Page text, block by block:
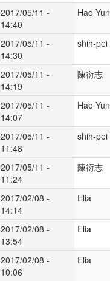
2017/05/11 -
14:40
Hao Yun
2017/05/11 -
14:30
shih-pei
2017/05/11 -
14:19
陳衍志
2017/05/11 -
14:07
Hao Yun
2017/05/11 -
11:48
shih-pei
2017/05/11 -
11:24
陳衍志
2017/02/08 -
14:14
Elia
2017/02/08 -
13:54
Elia
2017/02/08 -
10:06
Elia